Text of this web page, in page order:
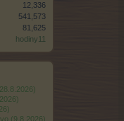
12,336
541,573
81,625
hodiny11
(9.8.2026)